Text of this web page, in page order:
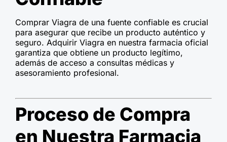
Comprar Viagra de una fuente confiable es crucial
para asegurar que recibe un producto auténtico y
seguro. Adquirir Viagra en nuestra farmacia oficial
garantiza que obtiene un producto legítimo,
además de acceso a consultas médicas y
asesoramiento profesional.
Proceso de Compra
en Nuestra Farmacia